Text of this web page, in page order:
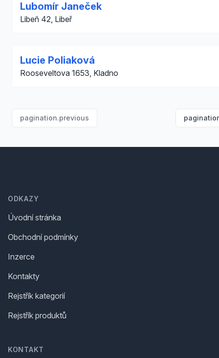
Lubomír Janeček
Libeň 42, Libeř
Lucie Poliaková
Rooseveltova 1653, Kladno
pagination.previous
ODKAZY
Úvodní stránka
Obchodní podmínky
Inzerce
Kontakty
Rejstřík kategorií
Rejstřík produktů
KONTAKT